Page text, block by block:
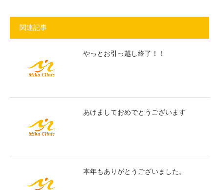
関連記事
やっとお引っ越し終了！！
あけましておめでとうございます
本年もありがとうございました。